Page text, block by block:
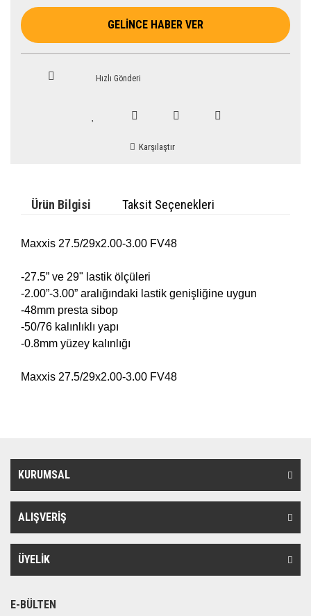
GELİNCE HABER VER
Hızlı Gönderi
Karşılaştır
Ürün Bilgisi Taksit Seçenekleri
Maxxis 27.5/29x2.00-3.00 FV48
-27.5” ve 29" lastik ölçüleri
-2.00”-3.00” aralığındaki lastik genişliğine uygun
-48mm presta sibop
-50/76 kalınlıklı yapı
-0.8mm yüzey kalınlığı
Maxxis 27.5/29x2.00-3.00 FV48
KURUMSAL
ALIŞVERİŞ
ÜYELİK
E-BÜLTEN